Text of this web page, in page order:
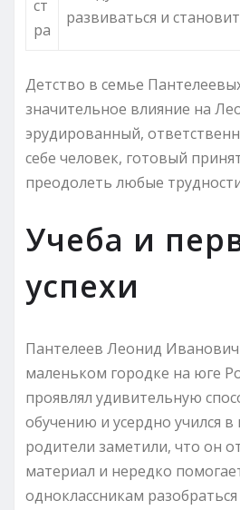
ст
ра
развиваться и
Детство в семье
значительное влияние на
эрудированный,
себе человек, готовый
преодолеть любые
Учеба и
успехи
Пантелеев Леонид Иванович
маленьком городке на юге
проявлял удивительную
обучению и усердно учился в
родители заметили, что он
материал и нередко
одноклассникам